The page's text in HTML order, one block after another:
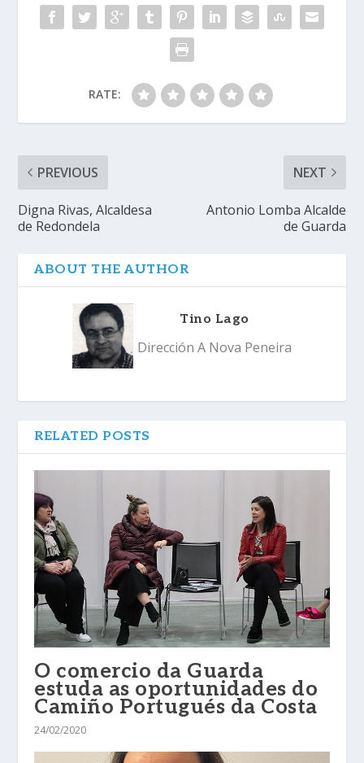
RATE:
PREVIOUS
Digna Rivas, Alcaldesa
de Redondela
NEXT
Antonio Lomba Alcalde
de Guarda
ABOUT THE AUTHOR
Tino Lago
Dirección A Nova Peneira
RELATED POSTS
O comercio da Guarda
estuda as oportunidades do
Camiño Portugués da Costa
24/02/2020